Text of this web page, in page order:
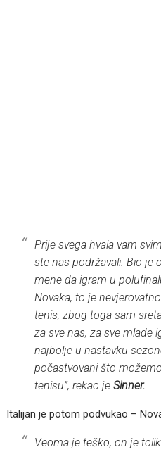
Prije svega hvala vam
ste nas podržavali. Bio je
mene da igram u
Novaka, to je
tenis, zbog toga sam
za sve nas, za sve mlade
najbolje u nastavku
počastvovani što
tenisu”, rekao jeSinner.
Italijan je potom podvukao –
Veoma je teško, on je